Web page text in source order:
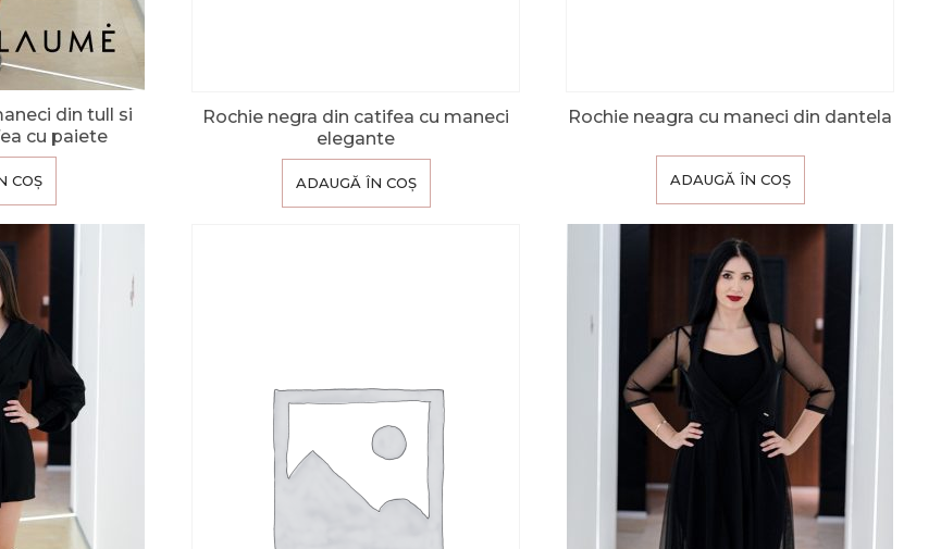
din tull si
cu paiete
COȘ
Rochie negra din catifea cu maneci
elegante
ADAUGĂ ÎN COȘ
Rochie neagra cu maneci din dantela
ADAUGĂ ÎN COȘ